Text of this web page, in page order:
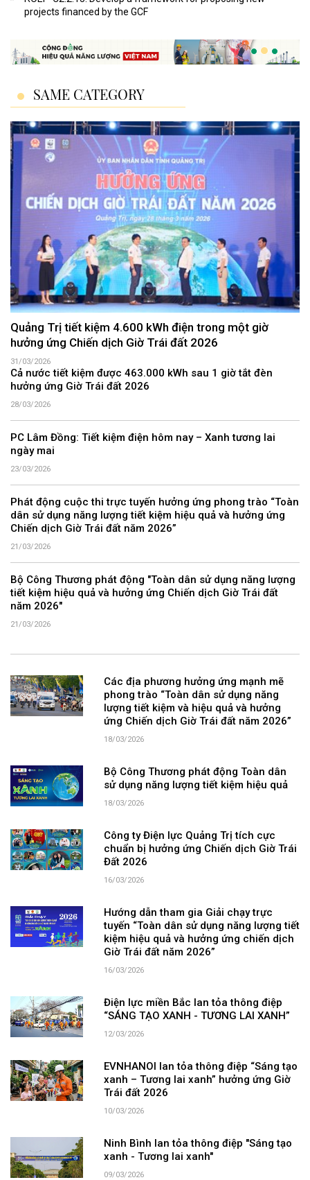
projects financed by the GCF
SAME CATEGORY
Quảng Trị tiết kiệm 4.600 kWh điện trong một giờ
hưởng ứng Chiến dịch Giờ Trái đất 2026
31/03/2026
Cả nước tiết kiệm được 463.000 kWh sau 1 giờ tắt đèn
hưởng ứng Giờ Trái đất 2026
28/03/2026
PC Lâm Đồng: Tiết kiệm điện hôm nay – Xanh tương lai
ngày mai
23/03/2026
Phát động cuộc thi trực tuyến hưởng ứng phong trào “Toàn
dân sử dụng năng lượng tiết kiệm hiệu quả và hưởng ứng
Chiến dịch Giờ Trái đất năm 2026”
21/03/2026
Bộ Công Thương phát động "Toàn dân sử dụng năng lượng
tiết kiệm hiệu quả và hưởng ứng Chiến dịch Giờ Trái đất
năm 2026"
21/03/2026
Các địa phương hưởng ứng mạnh mẽ
phong trào “Toàn dân sử dụng năng
lượng tiết kiệm và hiệu quả và hưởng
ứng Chiến dịch Giờ Trái đất năm 2026”
18/03/2026
Bộ Công Thương phát động Toàn dân
sử dụng năng lượng tiết kiệm hiệu quả
18/03/2026
Công ty Điện lực Quảng Trị tích cực
chuẩn bị hưởng ứng Chiến dịch Giờ Trái
Đất 2026
16/03/2026
Hướng dẫn tham gia Giải chạy trực
tuyến “Toàn dân sử dụng năng lượng tiết
kiệm hiệu quả và hưởng ứng chiến dịch
Giờ Trái đất năm 2026”
16/03/2026
Điện lực miền Bắc lan tỏa thông điệp
“SÁNG TẠO XANH - TƯƠNG LAI XANH”
12/03/2026
EVNHANOI lan tỏa thông điệp “Sáng tạo
xanh – Tương lai xanh” hưởng ứng Giờ
Trái đất 2026
10/03/2026
Ninh Bình lan tỏa thông điệp "Sáng tạo
xanh - Tương lai xanh"
09/03/2026